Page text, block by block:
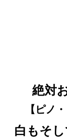
絶対
【ピノ
白もそ